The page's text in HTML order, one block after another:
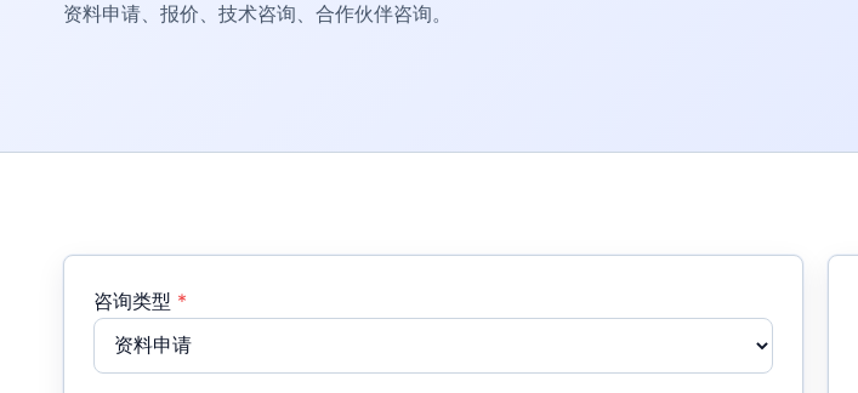
资料申请、报价、技术咨询、合作伙伴咨询。
咨询类型 *